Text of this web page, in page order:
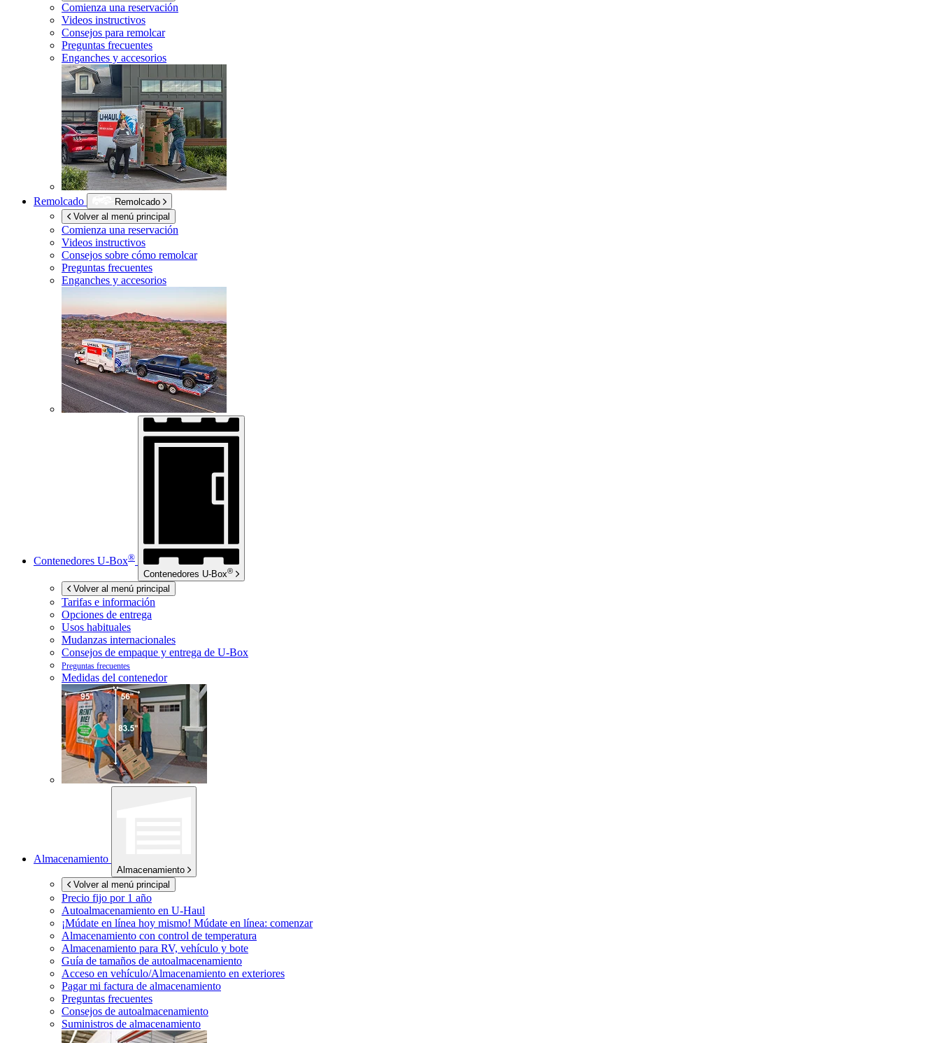
Comienza una reservación
Videos instructivos
Consejos para remolcar
Preguntas frecuentes
Enganches y accesorios
Remolcado
Remolcado
Volver al menú principal
Comienza una reservación
Videos instructivos
Consejos sobre cómo remolcar
Preguntas frecuentes
Enganches y accesorios
Contenedores U-Box®
Contenedores U-Box®
Volver al menú principal
Tarifas e información
Opciones de entrega
Usos habituales
Mudanzas internacionales
Consejos de empaque y entrega de U-Box
Preguntas frecuentes
Medidas del contenedor
Almacenamiento
Almacenamiento
Volver al menú principal
Precio fijo por 1 año
Autoalmacenamiento en U-Haul
¡Múdate en línea hoy mismo! Múdate en línea: comenzar
Almacenamiento con control de temperatura
Almacenamiento para RV, vehículo y bote
Guía de tamaños de autoalmacenamiento
Acceso en vehículo/Almacenamiento en exteriores
Pagar mi factura de almacenamiento
Preguntas frecuentes
Consejos de autoalmacenamiento
Suministros de almacenamiento